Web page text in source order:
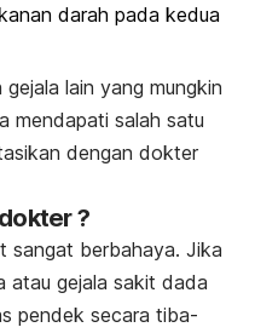
darah pada kedua
lain yang mungkin
mendapati salah satu
dengan dokter
?
sangat berbahaya. Jika
atau gejala sakit dada
pendek secara tiba-